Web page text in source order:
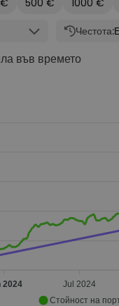
500 €
1000 €
Честота:
във времето
2024 Jul 2024
Стойност на